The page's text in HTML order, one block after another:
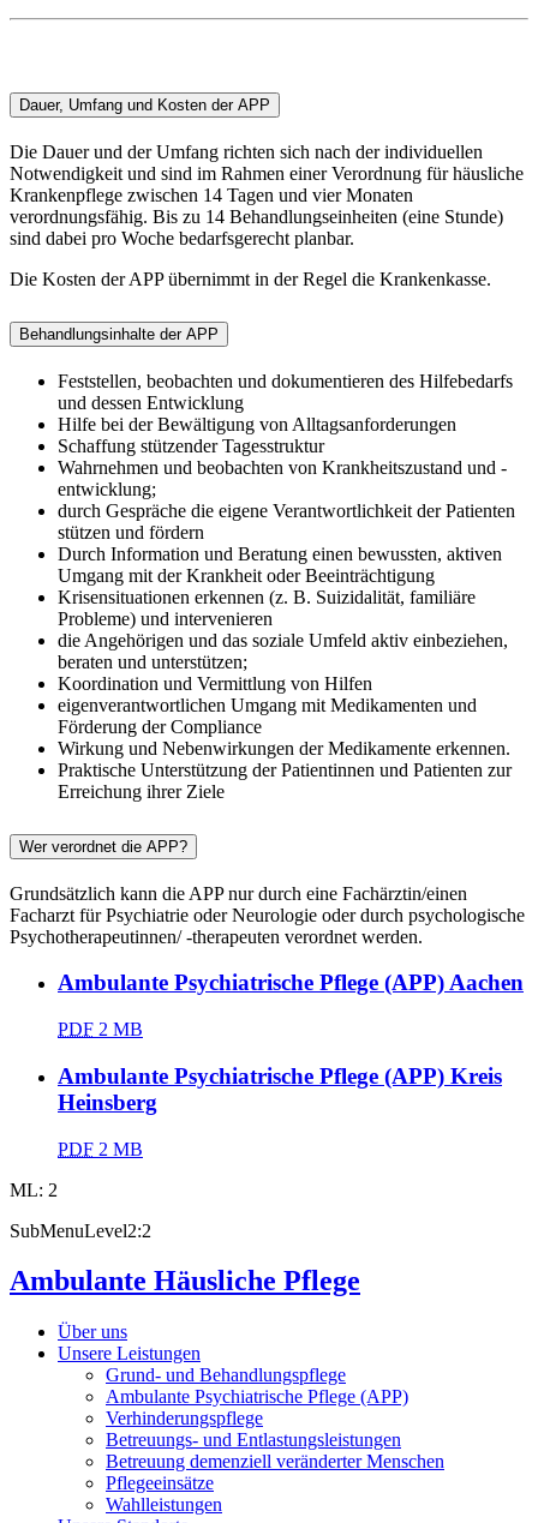
Dauer, Umfang und Kosten der APP
Die Dauer und der Umfang richten sich nach der individuellen
Notwendigkeit und sind im Rahmen einer Verordnung für häusliche
Krankenpflege zwischen 14 Tagen und vier Monaten
verordnungsfähig. Bis zu 14 Behandlungseinheiten (eine Stunde)
sind dabei pro Woche bedarfsgerecht planbar.
Die Kosten der APP übernimmt in der Regel die Krankenkasse.
Behandlungsinhalte der APP
Feststellen, beobachten und dokumentieren des Hilfebedarfs
und dessen Entwicklung
Hilfe bei der Bewältigung von Alltagsanforderungen
Schaffung stützender Tagesstruktur
Wahrnehmen und beobachten von Krankheitszustand und -
entwicklung;
durch Gespräche die eigene Verantwortlichkeit der Patienten
stützen und fördern
Durch Information und Beratung einen bewussten, aktiven
Umgang mit der Krankheit oder Beeinträchtigung
Krisensituationen erkennen (z. B. Suizidalität, familiäre
Probleme) und intervenieren
die Angehörigen und das soziale Umfeld aktiv einbeziehen,
beraten und unterstützen;
Koordination und Vermittlung von Hilfen
eigenverantwortlichen Umgang mit Medikamenten und
Förderung der Compliance
Wirkung und Nebenwirkungen der Medikamente erkennen.
Praktische Unterstützung der Patientinnen und Patienten zur
Erreichung ihrer Ziele
Wer verordnet die APP?
Grundsätzlich kann die APP nur durch eine Fachärztin/einen
Facharzt für Psychiatrie oder Neurologie oder durch psychologische
Psychotherapeutinnen/ -therapeuten verordnet werden.
Ambulante Psychiatrische Pflege (APP) Aachen
PDF 2 MB
Ambulante Psychiatrische Pflege (APP) Kreis
Heinsberg
PDF 2 MB
ML: 2
SubMenuLevel2:2
Ambulante Häusliche Pflege
Über uns
Unsere Leistungen
Grund- und Behandlungspflege
Ambulante Psychiatrische Pflege (APP)
Verhinderungspflege
Betreuungs- und Entlastungsleistungen
Betreuung demenziell veränderter Menschen
Pflegeeinsätze
Wahlleistungen